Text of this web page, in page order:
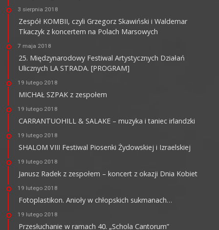
3 sierpnia 2018
Zespół KOMBII, czyli Grzegorz Skawiński i Waldemar
Tkaczyk z koncertem na Polach Marsowych
7 maja 2018
25. Międzynarodowy Festiwal Artystycznych Działań
Ulicznych LA STRADA. [PROGRAM]
19 lutego 2018
MICHAŁ SZPAK z zespołem
19 lutego 2018
CARRANTUOHILL & SALAKE – muzyka i taniec irlandzki
19 lutego 2018
SHALOM VIII Festiwal Piosenki Żydowskiej i Izraelskiej
19 lutego 2018
Janusz Radek z zespołem – koncert z okazji Dnia Kobiet
19 lutego 2018
Fotoplastikon. Anioły w chłopskich sukmanach…
19 lutego 2018
Przesłuchanie w ramach 40. „Schola Cantorum”